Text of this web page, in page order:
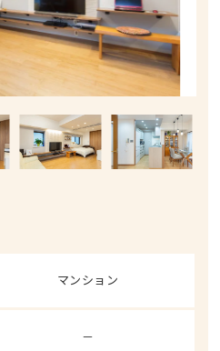
マンション
－